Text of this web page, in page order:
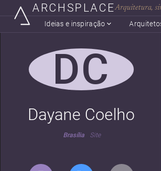
ARCHSPLACEArquitetura,
Ideias e inspiração
DC
Dayane Coelho
Brasília Site